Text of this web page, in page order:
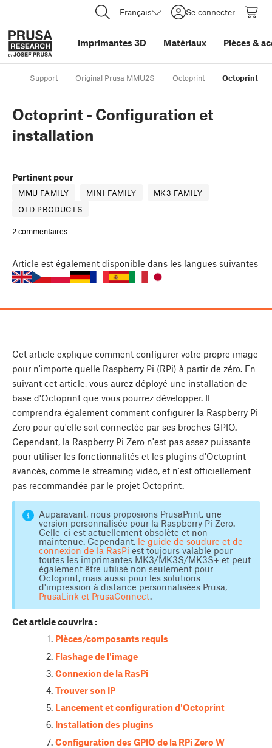
Français Se connecter
Imprimantes 3D Matériaux Pièces &
Support Original Prusa MMU2S Octoprint Octoprint -
Octoprint - Configuration et
installation
Pertinent pour
MMU FAMILY MINI FAMILY
MK3 FAMILY
OLD PRODUCTS
2 commentaires
Article est également disponible dans les langues suivantes
Cet article explique comment configurer votre propre image
pour n'importe quelle Raspberry Pi (RPi) à partir de zéro. En
suivant cet article, vous aurez déployé une installation de
base d'Octoprint que vous pourrez développer. Il
comprendra également comment configurer la Raspberry Pi
Zero pour qu'elle soit connectée par ses broches GPIO.
Cependant, la Raspberry Pi Zero n'est pas assez puissante
pour utiliser les fonctionnalités et les plugins d'Octoprint
avancés, comme le streaming vidéo, et n'est officiellement
pas recommandée par le projet Octoprint.
Auparavant, nous proposions PrusaPrint, une
version personnalisée pour la Raspberry Pi Zero.
Celle-ci est actuellement obsolète et non
maintenue. Cependant, le guide de soudure et de
connexion de la RasPi est toujours valable pour
toutes les imprimantes MK3/MK3S/MK3S+ et peut
également être utilisé non seulement pour
Octoprint, mais aussi pour les solutions
d'impression à distance personnalisées Prusa,
PrusaLink et PrusaConnect.
Cet article couvrira :
Pièces/composants requis
Flashage de l'image
Connexion de la RasPi
Trouver son IP
Lancement et configuration d'Octoprint
Installation des plugins
Configuration des GPIO de la RPi Zero W